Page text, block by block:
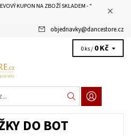
KUPON NA ZBOŽÍ SKLADEM - "
objednavky@dancestore.cz
0 ks / 0 Kč
DO BOT